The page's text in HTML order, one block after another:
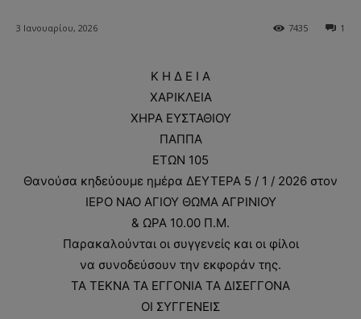
3 Ιανουαρίου, 2026 1
7435
Κ Η Δ Ε Ι Α
XAΡIKΛEIA
ΧΗΡΑ ΕΥΣΤΑΘΙΟΥ
ΠΑΠΠΑ
ΕΤΩΝ 105
Θανούσα κηδεύουμε ημέρα ΔΕΥΤΕΡΑ 5 / 1 / 2026 στον
ΙΕΡΟ ΝΑΟ ΑΓΙΟΥ ΘΩΜΑ ΑΓΡΙΝΙΟΥ
& ΩΡΑ 10.00 Π.Μ.
Παρακαλούνται οι συγγενείς και οι φίλοι
να συνοδεύσουν την εκφοράν της.
ΤΑ ΤΕΚΝΑ ΤΑ ΕΓΓΟΝΙΑ ΤΑ ΔΙΣΕΓΓΟΝΑ
ΟΙ ΣΥΓΓΕΝΕΙΣ